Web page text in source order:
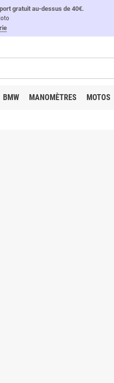
gratuit au-dessus de 40€.
BMW MANOMÈTRES MOTOS